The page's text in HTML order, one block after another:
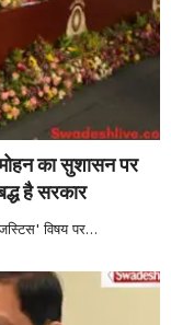
का सुशासन पर
है सरकार
विषय पर…